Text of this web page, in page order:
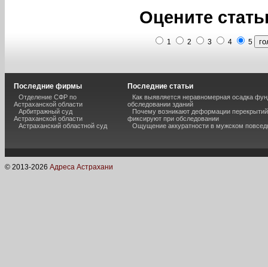
Оцените
1 2 3 4 5
Последние фирмы
Отделение СФР по
Астраханской области
Арбитражный суд
Астраханской области
Астраханский областной суд
Последние статьи
Как выявляется неравномерная осадка
обследовании зданий
Почему возникают деформации перекрытий
фиксируют при обследовании
Ощущение аккуратности в мужском
© 2013-2026 Адреса Астрахани